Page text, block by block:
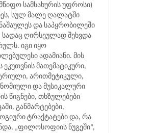
სამსახურის უფროსი)
სულ მალე ღალატში
და საპყრობილეში
სადაც ღირსეულად შეხვდა
იგი იყო
ადამიანი. მის
ეკუთვნის მათემატიკური,
არითმეტიკული,
და მუსიკალური
წიგნები, თხზულებები
განმარტებები,
ტრაქტატები და, რა
„ფილოსოფიის ნუგეში“,